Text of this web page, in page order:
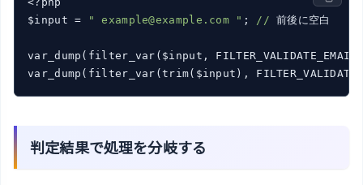
$input =
" example@example.com " ; // 前後に空白
var_dump(filter_var($input,
var_dump(filter_var(trim($input),
判定結果で処理を分岐する